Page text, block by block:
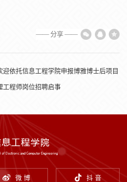
—— 分享 ——
迎依托信息工程学院申报博雅博士后项目
工程师岗位招聘启事
微 博 抖 音